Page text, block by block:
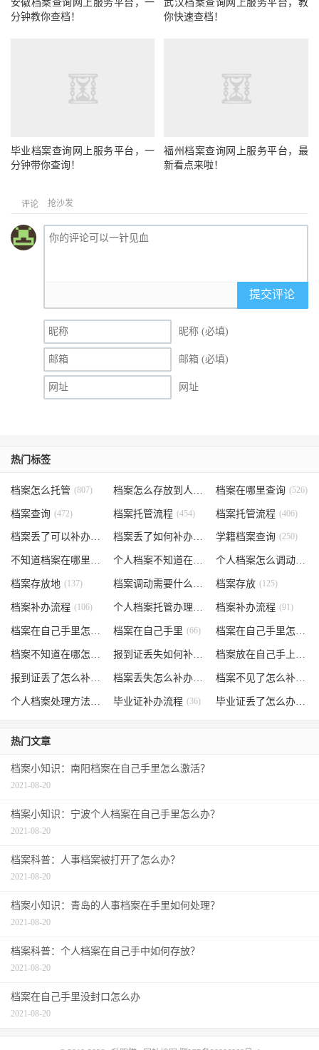
安徽档案查询网上服务平台，一
分钟教你查档！
武汉档案查询网上服务平台，教
你快速查档！
毕业档案查询网上服务平台，一
分钟带你查询！
福州档案查询网上服务平台，最
新看点来啦！
评论 抢沙发
提交评论
昵称 (必填)
邮箱 (必填)
网址
热门标签
档案怎么托管 (807) (535)
档案在哪里查询 (526)
档案查询 (472) 档案托管流程 (454) 档案托管流程 (406)
档案丢了可以补办吗 (371) 档案丢了如何补办 学籍档案查询 (250)
不知道档案在哪里 个人档案不知道在哪儿 (191) 个人档案怎么调动
档案存放地 (137) 档案调动需要什么手续 (130)
档案存放 (125)
档案补办流程 (106) 个人档案托管办理流程 (102)
档案补办流程 (91)
档案在自己手里怎么办 (85)
档案在自己手里 (66) 档案在自己手里怎么处理
档案不知道在哪怎么办 (62) 报到证丢失如何补办 (54) 档案放在自己手上
报到证丢了怎么补办 (52) 档案丢失怎么补办 档案不见了怎么补办
个人档案处理方法 毕业证补办流程 (36) 毕业证丢了怎么办
热门文章
档案小知识：南阳档案在自己手里怎么激活？
2021-08-20
档案小知识：宁波个人档案在自己手里怎么办？
2021-08-20
档案科普：人事档案被打开了怎么办？
2021-08-20
档案小知识：青岛的人事档案在手里如何处理？
2021-08-20
档案科普：个人档案在自己手中如何存放？
2021-08-20
档案在自己手里没封口怎么办
2021-08-20